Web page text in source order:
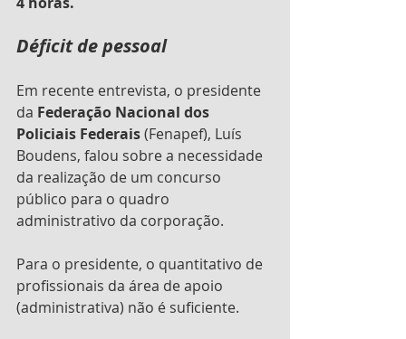
Déficit de pessoal
Em recente entrevista, o presidente
da Federação Nacional dos
Policiais Federais (Fenapef), Luís
Boudens, falou sobre a necessidade
da realização de um concurso
público para o quadro
administrativo da corporação.
Para o presidente, o quantitativo de
profissionais da área de apoio
(administrativa) não é suficiente.